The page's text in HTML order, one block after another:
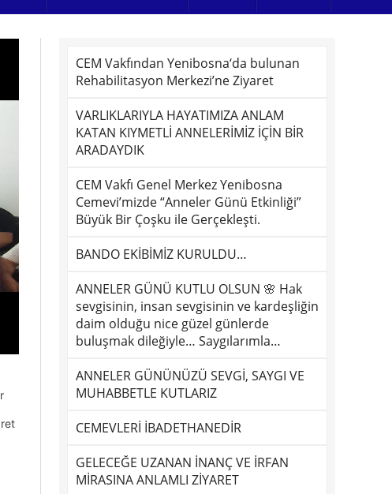
CEM Vakfından Yenibosna‘da bulunan
Rehabilitasyon Merkezi’ne Ziyaret
VARLIKLARIYLA HAYATIMIZA ANLAM
KATAN KIYMETLİ ANNELERİMİZ İÇİN BİR
ARADAYDIK
CEM Vakfı Genel Merkez Yenibosna
Cemevi’mizde “Anneler Günü Etkinliği”
Büyük Bir Çoşku ile Gerçekleşti.
BANDO EKİBİMİZ KURULDU…
ANNELER GÜNÜ KUTLU OLSUN 🌸 Hak
sevgisinin, insan sevgisinin ve kardeşliğin
daim olduğu nice güzel günlerde
buluşmak dileğiyle… Saygılarımla…
ANNELER GÜNÜNÜZÜ SEVGİ, SAYGI VE
MUHABBETLE KUTLARIZ
CEMEVLERİ İBADETHANEDİR
GELECEĞE UZANAN İNANÇ VE İRFAN
MİRASINA ANLAMLI ZİYARET